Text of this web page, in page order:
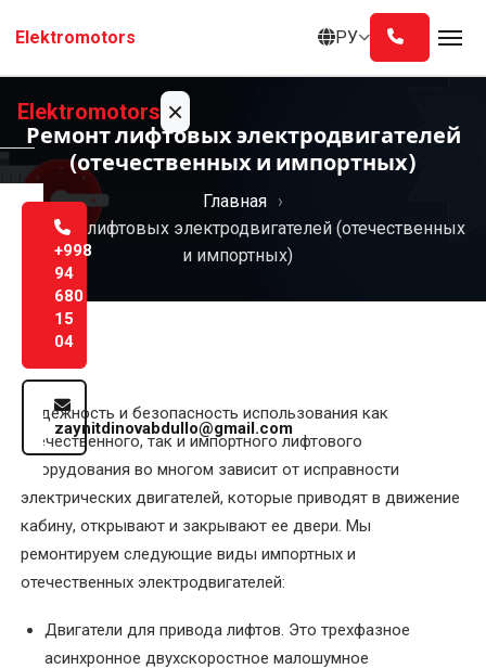
Elektromotors РУ
Elektromotors ×
Главная
Услуги
Блог
Контакты
Русский
УСЛУГИ
Балансировка
электродвигателя
+998
94
680
15
04
zaynitdinovabdullo@gmail.com
Ремонт лифтовых электродвигателей
(отечественных и импортных)
Главная
Ремонт лифтовых электродвигателей (отечественных
и импортных)
Надежность и безопасность использования как
отечественного, так и импортного лифтового
оборудования во многом зависит от исправности
электрических двигателей, которые приводят в движение
кабину, открывают и закрывают ее двери. Мы
ремонтируем следующие виды импортных и
отечественных электродвигателей:
Двигатели для привода лифтов. Это трехфазное
асинхронное двухскоростное малошумное